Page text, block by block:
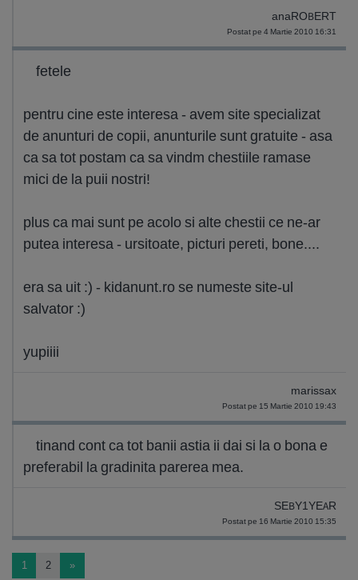
anaROBERT
Postat pe 4 Martie 2010 16:31
fetele
pentru cine este interesa - avem site specializat
de anunturi de copii, anunturile sunt gratuite - asa
ca sa tot postam ca sa vindm chestiile ramase
mici de la puii nostri!
plus ca mai sunt pe acolo si alte chestii ce ne-ar
putea interesa - ursitoate, picturi pereti, bone....
era sa uit :) - kidanunt.ro se numeste site-ul
salvator :)
yupiiii
marissax
Postat pe 15 Martie 2010 19:43
tinand cont ca tot banii astia ii dai si la o bona e
preferabil la gradinita parerea mea.
SEBY1YEAR
Postat pe 16 Martie 2010 15:35
1 2 »